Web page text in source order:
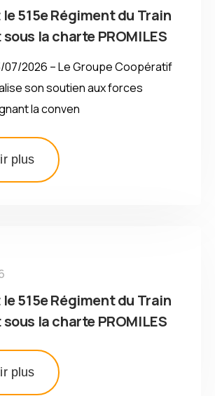
515e Régiment du Train
la charte PROMILES
07/2026 – Le Groupe Coopératif
son soutien aux forces
la conven
plus
515e Régiment du Train
la charte PROMILES
plus